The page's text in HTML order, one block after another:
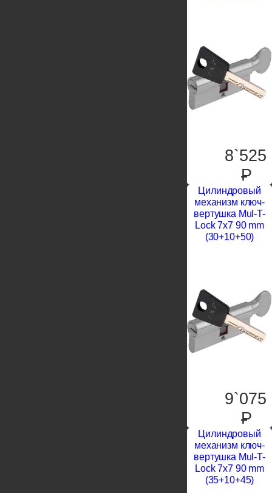
8`525
P
Цилиндровый
механизм ключ-
вертушка Mul-T-
Lock 7x7 90 mm
(30+10+50)
9`075
P
Цилиндровый
механизм ключ-
вертушка Mul-T-
Lock 7x7 90 mm
(35+10+45)